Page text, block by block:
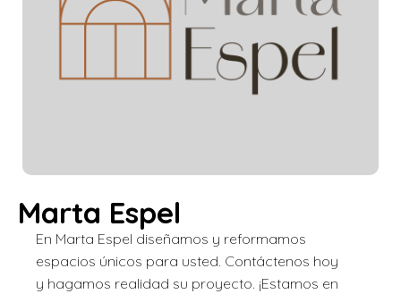
Marta Espel
En Marta Espel diseñamos y reformamos
espacios únicos para usted. Contáctenos hoy
y hagamos realidad su proyecto. ¡Estamos en